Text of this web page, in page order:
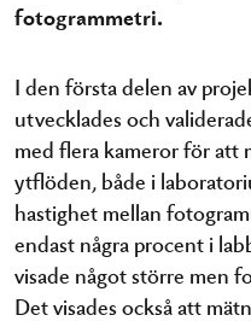
fotogrammetri.
I den första delen av
utvecklades och
med flera kameror för att
ytflöden, både i
hastighet mellan
endast några procent i
visade något större men
Det visades också att